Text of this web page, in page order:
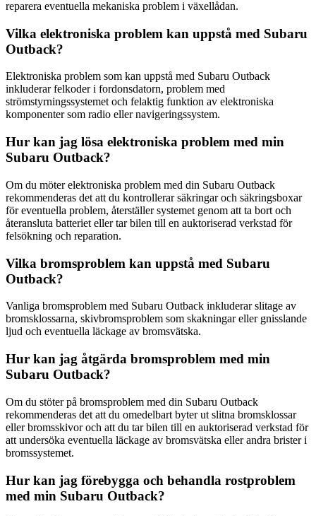
reparera eventuella mekaniska problem i växellådan.
Vilka elektroniska problem kan uppstå med Subaru
Outback?
Elektroniska problem som kan uppstå med Subaru Outback
inkluderar felkoder i fordonsdatorn, problem med
strömstyrningssystemet och felaktig funktion av elektroniska
komponenter som radio eller navigeringssystem.
Hur kan jag lösa elektroniska problem med min
Subaru Outback?
Om du möter elektroniska problem med din Subaru Outback
rekommenderas det att du kontrollerar säkringar och säkringsboxar
för eventuella problem, återställer systemet genom att ta bort och
återansluta batteriet eller tar bilen till en auktoriserad verkstad för
felsökning och reparation.
Vilka bromsproblem kan uppstå med Subaru
Outback?
Vanliga bromsproblem med Subaru Outback inkluderar slitage av
bromsklossarna, skivbromsproblem som skakningar eller gnisslande
ljud och eventuella läckage av bromsvätska.
Hur kan jag åtgärda bromsproblem med min
Subaru Outback?
Om du stöter på bromsproblem med din Subaru Outback
rekommenderas det att du omedelbart byter ut slitna bromsklossar
eller bromsskivor och att du tar bilen till en auktoriserad verkstad för
att undersöka eventuella läckage av bromsvätska eller andra brister i
bromssystemet.
Hur kan jag förebygga och behandla rostproblem
med min Subaru Outback?